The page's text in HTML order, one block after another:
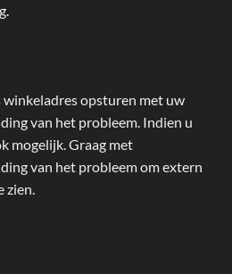
opsturen met uw
van het probleem. Indien u
mogelijk. Graag met
van het probleem om extern
zien.